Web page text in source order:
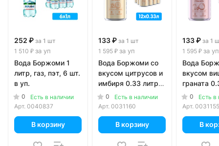
252 ₽ за 1 шт
1 510 ₽ за уп
Вода Боржоми 1
литр, газ, пэт, 6 шт.
в уп.
0
Есть в наличии
Арт. 0040837
В корзину
133 ₽ за 1 шт
1 595 ₽ за уп
Вода Боржоми со
вкусом цитрусов и
имбиря 0.33 литра,
газ, ж/б, 12 шт. в
уп.
0
Есть в наличии
Арт. 0031160
В корзину
133 ₽ за 1
1 595 ₽ за уп
Вода
вкусом
граната
газ, ж/б,
уп.
0
Есть в
Арт. 0031155
В